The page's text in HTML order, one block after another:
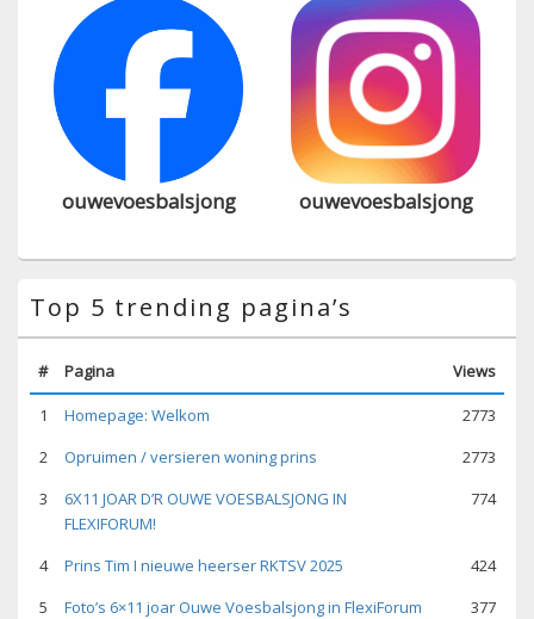
ouwevoesbalsjong ouwevoesbalsjong
Top 5 trending pagina’s
# Pagina Views
1 Homepage: Welkom
2773
2
Opruimen / versieren woning prins
2773
3
6X11 JOAR D’R OUWE VOESBALSJONG IN
FLEXIFORUM!
774
4 Prins Tim I nieuwe heerser RKTSV 2025
424
5
Foto’s 6×11 joar Ouwe Voesbalsjong in FlexiForum 377